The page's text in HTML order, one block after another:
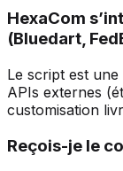
HexaCom
(Bluedart,
Le script est
APIs externes
customisation
Reçois-je le